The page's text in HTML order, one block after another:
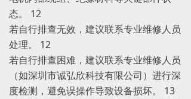
态。 ‌12
若自行排查无效，建议联系专业维修人员
处理。 ‌12
若自行排查困难，建议联系专业维修人员
（如深圳市诚弘欣科技有限公司）进行深
度检测，避免误操作导致设备损坏。 ‌13